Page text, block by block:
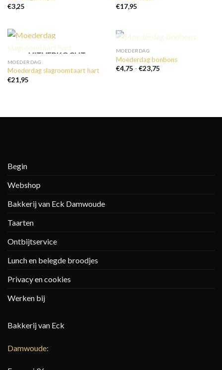
€3,25
€17,95
UITVERKOCHT
MOEDERDAG
Moederdag slagroomtaart hart
€21,95
UITVERKOCHT
MOEDERDAG
Moederdag bonbons
€4,75 - €23,75Prijsklasse:
Begin
Webshop
Bakkerij van Eck Damwoude
Taarten
Ontbijtservice
Lunch en belegde broodjes
Privacy en cookies
Werken bij
Bakkerij van Eck
Damwoude: